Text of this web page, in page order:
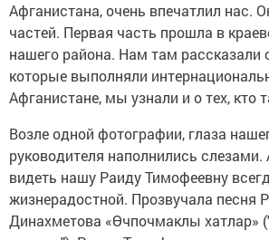
Афганистана, очень впечатлил нас.
частей. Первая часть прошла в
нашего района. Нам там рассказали
которые выполняли
Афганистане, мы узнали и о тех, кто
Возле одной фотографии, глаза
руководителя наполнились
видеть нашу Раиду Тимофеевну
жизнерадостной. Прозвучала песня
Динахметова «Өчпочмаклы хатлар»